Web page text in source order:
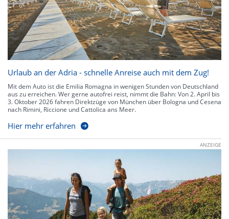
Urlaub an der Adria - schnelle Anreise auch mit dem Zug!
Mit dem Auto ist die Emilia Romagna in wenigen Stunden von Deutschland
aus zu erreichen. Wer gerne autofrei reist, nimmt die Bahn: Von 2. April bis
3. Oktober 2026 fahren Direktzüge von München über Bologna und Cesena
nach Rimini, Riccione und Cattolica ans Meer.
Hier mehr erfahren
ANZEIGE